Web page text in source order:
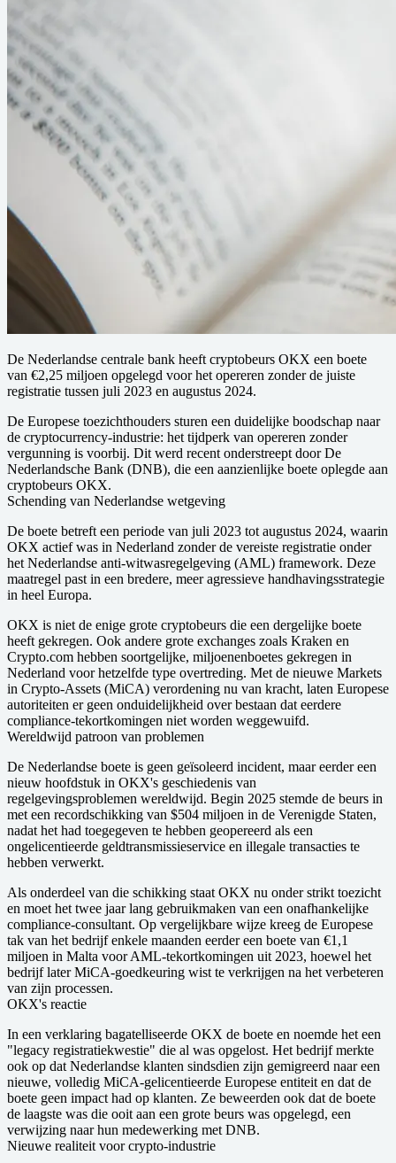
De Nederlandse centrale bank heeft cryptobeurs OKX een boete
van €2,25 miljoen opgelegd voor het opereren zonder de juiste
registratie tussen juli 2023 en augustus 2024.
De Europese toezichthouders sturen een duidelijke boodschap naar
de cryptocurrency-industrie: het tijdperk van opereren zonder
vergunning is voorbij. Dit werd recent onderstreept door De
Nederlandsche Bank (DNB), die een aanzienlijke boete oplegde aan
cryptobeurs OKX.
Schending van Nederlandse wetgeving
De boete betreft een periode van juli 2023 tot augustus 2024, waarin
OKX actief was in Nederland zonder de vereiste registratie onder
het Nederlandse anti-witwasregelgeving (AML) framework. Deze
maatregel past in een bredere, meer agressieve handhavingsstrategie
in heel Europa.
OKX is niet de enige grote cryptobeurs die een dergelijke boete
heeft gekregen. Ook andere grote exchanges zoals Kraken en
Crypto.com hebben soortgelijke, miljoenenboetes gekregen in
Nederland voor hetzelfde type overtreding. Met de nieuwe Markets
in Crypto-Assets (MiCA) verordening nu van kracht, laten Europese
autoriteiten er geen onduidelijkheid over bestaan dat eerdere
compliance-tekortkomingen niet worden weggewuifd.
Wereldwijd patroon van problemen
De Nederlandse boete is geen geïsoleerd incident, maar eerder een
nieuw hoofdstuk in OKX's geschiedenis van
regelgevingsproblemen wereldwijd. Begin 2025 stemde de beurs in
met een recordschikking van $504 miljoen in de Verenigde Staten,
nadat het had toegegeven te hebben geopereerd als een
ongelicentieerde geldtransmissieservice en illegale transacties te
hebben verwerkt.
Als onderdeel van die schikking staat OKX nu onder strikt toezicht
en moet het twee jaar lang gebruikmaken van een onafhankelijke
compliance-consultant. Op vergelijkbare wijze kreeg de Europese
tak van het bedrijf enkele maanden eerder een boete van €1,1
miljoen in Malta voor AML-tekortkomingen uit 2023, hoewel het
bedrijf later MiCA-goedkeuring wist te verkrijgen na het verbeteren
van zijn processen.
OKX's reactie
In een verklaring bagatelliseerde OKX de boete en noemde het een
"legacy registratiekwestie" die al was opgelost. Het bedrijf merkte
ook op dat Nederlandse klanten sindsdien zijn gemigreerd naar een
nieuwe, volledig MiCA-gelicentieerde Europese entiteit en dat de
boete geen impact had op klanten. Ze beweerden ook dat de boete
de laagste was die ooit aan een grote beurs was opgelegd, een
verwijzing naar hun medewerking met DNB.
Nieuwe realiteit voor crypto-industrie